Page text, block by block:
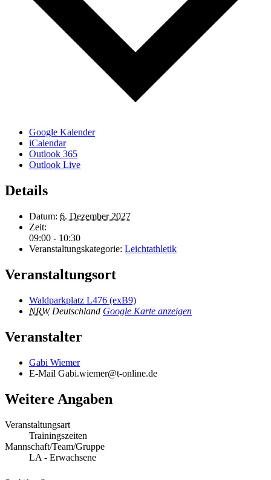
Google Kalender
iCalendar
Outlook 365
Outlook Live
Details
Datum: 6. Dezember 2027
Zeit:
09:00 - 10:30
Veranstaltungskategorie: Leichtathletik
Veranstaltungsort
Waldparkplatz L476 (exB9)
NRW Deutschland Google Karte anzeigen
Veranstalter
Gabi Wiemer
E-Mail Gabi.wiemer@t-online.de
Weitere Angaben
Veranstaltungsart
Trainingszeiten
Mannschaft/Team/Gruppe
LA - Erwachsene